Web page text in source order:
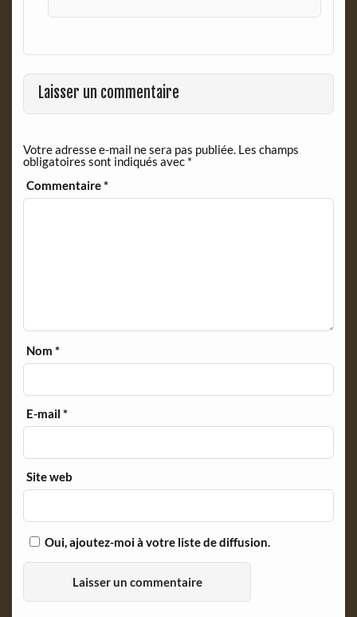
Laisser un commentaire
Votre adresse e-mail ne sera pas publiée. Les champs
obligatoires sont indiqués avec *
Commentaire*
Nom*
E-mail*
Site web
Oui, ajoutez-moi à votre liste de diffusion.